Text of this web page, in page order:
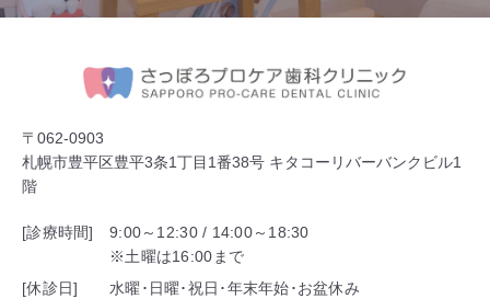
〒062-0903
札幌市豊平区豊平3条1丁目1番38号 キタコーリバーバンクビル1
階
[診療時間]
9:00～12:30 / 14:00～18:30
※土曜は16:00まで
[休診日]
水曜･日曜･祝日･年末年始･お盆休み